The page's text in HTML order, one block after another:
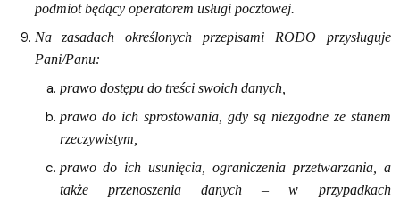
podmiot będący operatorem usługi pocztowej.
Na zasadach określonych przepisami RODO przysługuje
Pani/Panu:
prawo dostępu do treści swoich danych,
prawo do ich sprostowania, gdy są niezgodne ze stanem
rzeczywistym,
prawo do ich usunięcia, ograniczenia przetwarzania, a
także przenoszenia danych – w przypadkach